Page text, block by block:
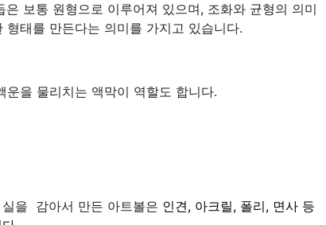
은 보통 원형으로 이루어져 있으며, 조화와 균형의 의미
태를 만든다는 의미를 가지고 있습니다.
을 물리치는 액막이 역할도 합니다.
을 감아서 만든 아트볼은 인견, 아크릴, 폴리, 면사 등